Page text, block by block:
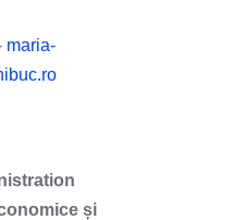
maria-
și